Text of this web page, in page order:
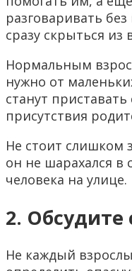
разговаривать
сразу скрыться из
Нормальным
нужно от
станут
присутствия
Не стоит слишком
он не шарахался в
человека на улице.
2. Обсудите
Не каждый